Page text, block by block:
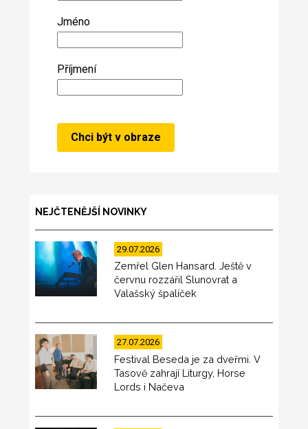
Jméno
Příjmení
NEJČTENĚJŠÍ NOVINKY
29.07.2026
Zemřel Glen Hansard. Ještě v
červnu rozzářil Slunovrat a
Valašský špalíček
27.07.2026
Festival Beseda je za dveřmi. V
Tasově zahrají Liturgy, Horse
Lords i Načeva